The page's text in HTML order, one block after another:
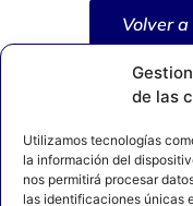
de las
Utilizamos tecnologías
la información del
nos permitirá procesar
las identificaciones únicas
Volver